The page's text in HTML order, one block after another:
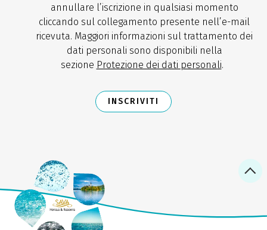
annullare l’iscrizione in qualsiasi momento
cliccando sul collegamento presente nell’e-mail
ricevuta. Maggiori informazioni sul trattamento dei
dati personali sono disponibili nella
sezione Protezione dei dati personali.
INSCRIVITI